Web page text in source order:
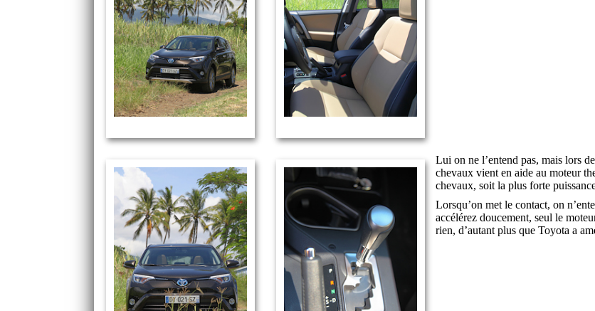
Lui on ne l’entend pas, mais lors
chevaux vient en aide au moteur
chevaux, soit la plus forte
Lorsqu’on met le contact, on
accélérez doucement, seul le
rien, d’autant plus que Toyota a